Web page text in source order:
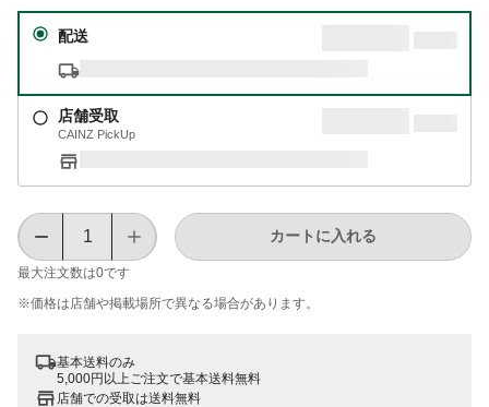
配送
店舗受取
CAINZ PickUp
最大注文数は0です
カートに入れる
※価格は​店舗や​掲載場所で​異なる​場合が​あります。
基本送料のみ
5,000円以上ご注文で基本送料無料
店舗での受取は送料無料